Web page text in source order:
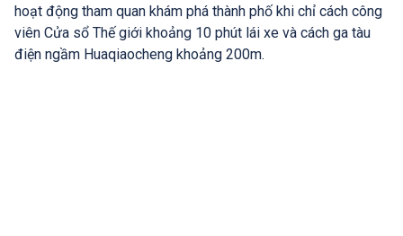
hoạt động tham quan khám phá thành phố khi chỉ cách công
viên Cửa sổ Thế giới khoảng 10 phút lái xe và cách ga tàu
điện ngầm Huaqiaocheng khoảng 200m.